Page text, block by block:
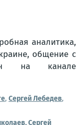
аналитика,
общение с
на канале
, Сергей Лебедев,
Сергей